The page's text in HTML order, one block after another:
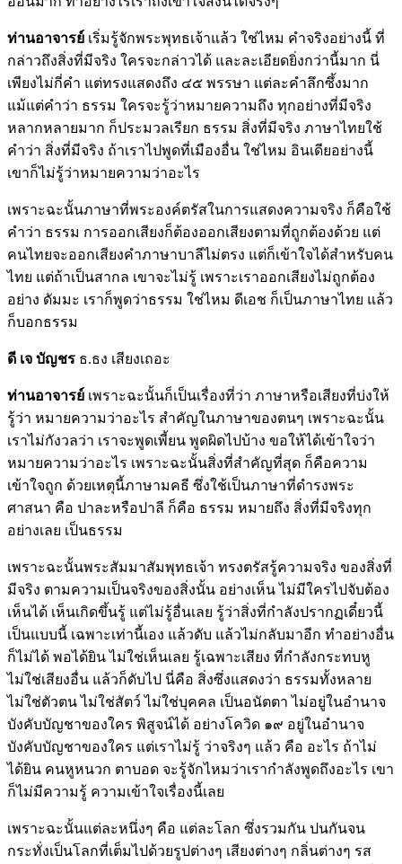
ท่านอาจารย์ เริ่มรู้จักพระพุทธเจ้าแล้ว ใช่ไหม คำจริงอย่างนี้ ที่
กล่าวถึงสิ่งที่มีจริง ใครจะกล่าวได้ และละเอียดยิ่งกว่านี้มาก นี่
เพียงไม่กี่คำ แต่ทรงแสดงถึง ๔๕ พรรษา แต่ละคำลึกซึ้งมาก
แม้แต่คำว่า ธรรม ใครจะรู้ว่าหมายความถึง ทุกอย่างที่มีจริง
หลากหลายมาก ก็ประมวลเรียก ธรรม สิ่งที่มีจริง ภาษาไทยใช้
คำว่า สิ่งที่มีจริง ถ้าเราไปพูดที่เมืองอื่น ใช่ไหม อินเดียอย่างนี้
เขาก็ไม่รู้ว่าหมายความว่าอะไร
เพราะฉะนั้นภาษาที่พระองค์ตรัสในการแสดงความจริง ก็คือใช้
คำว่า ธรรม การออกเสียงก็ต้องออกเสียงตามที่ถูกต้องด้วย แต่
คนไทยจะออกเสียงคำภาษาบาลีไม่ตรง แต่ก็เข้าใจได้สำหรับคน
ไทย แต่ถ้าเป็นสากล เขาจะไม่รู้ เพราะเราออกเสียงไม่ถูกต้อง
อย่าง ดัมมะ เราก็พูดว่าธรรม ใช่ไหม ดีเอช ก็เป็นภาษาไทย แล้ว
ก็บอกธรรม
ดี เจ บัญชร ธ.ธง เสียงเถอะ
ท่านอาจารย์ เพราะฉะนั้นก็เป็นเรื่องที่ว่า ภาษาหรือเสียงที่บ่งให้
รู้ว่า หมายความว่าอะไร สำคัญในภาษาของตนๆ เพราะฉะนั้น
เราไม่กังวลว่า เราจะพูดเพี้ยน พูดผิดไปบ้าง ขอให้ได้เข้าใจว่า
หมายความว่าอะไร เพราะฉะนั้นสิ่งที่สำคัญที่สุด ก็คือความ
เข้าใจถูก ด้วยเหตุนี้ภาษามคธี ซึ่งใช้เป็นภาษาที่ดำรงพระ
ศาสนา คือ ปาละหรือปาลี ก็คือ ธรรม หมายถึง สิ่งที่มีจริงทุก
อย่างเลย เป็นธรรม
เพราะฉะนั้นพระสัมมาสัมพุทธเจ้า ทรงตรัสรู้ความจริง ของสิ่งที่
มีจริง ตามความเป็นจริงของสิ่งนั้น อย่างเห็น ไม่มีใครไปจับต้อง
เห็นได้ เห็นเกิดขึ้นรู้ แต่ไม่รู้อื่นเลย รู้ว่าสิ่งที่กำลังปรากฏเดี๋ยวนี้
เป็นแบบนี้ เฉพาะเท่านี้เอง แล้วดับ แล้วไม่กลับมาอีก ทำอย่างอื่น
ก็ไม่ได้ พอได้ยิน ไม่ใช่เห็นเลย รู้เฉพาะเสียง ที่กำลังกระทบหู
ไม่ใช่เสียงอื่น แล้วก็ดับไป นี่คือ สิ่งซึ่งแสดงว่า ธรรมทั้งหลาย
ไม่ใช่ตัวตน ไม่ใช่สัตว์ ไม่ใช่บุคคล เป็นอนัตตา ไม่อยู่ในอำนาจ
บังคับบัญชาของใคร พิสูจน์ได้ อย่างโควิด ๑๙ อยู่ในอำนาจ
บังคับบัญชาของใคร แต่เราไม่รู้ ว่าจริงๆ แล้ว คือ อะไร ถ้าไม่
ได้ยิน คนหูหนวก ตาบอด จะรู้จักไหมว่าเรากำลังพูดถึงอะไร เขา
ก็ไม่มีความรู้ ความเข้าใจเรื่องนี้เลย
เพราะฉะนั้นแต่ละหนึ่งๆ คือ แต่ละโลก ซึ่งรวมกัน ปนกันจน
กระทั่งเป็นโลกที่เต็มไปด้วยรูปต่างๆ เสียงต่างๆ กลิ่นต่างๆ รส